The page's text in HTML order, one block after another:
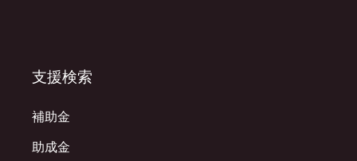
支援検索
補助金
助成金